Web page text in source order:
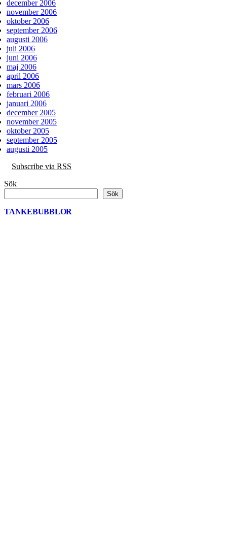
december 2006
november 2006
oktober 2006
september 2006
augusti 2006
juli 2006
juni 2006
maj 2006
april 2006
mars 2006
februari 2006
januari 2006
december 2005
november 2005
oktober 2005
september 2005
augusti 2005
Subscribe via RSS
Sök
Sök
TANKEBUBBLOR